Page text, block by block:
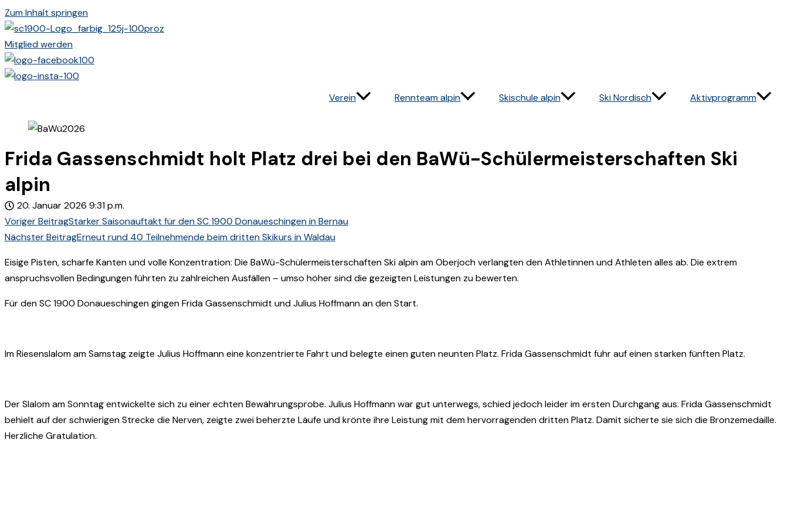
Zum Inhalt springen
Mitglied werden
Verein Rennteam alpin Skischule alpin Ski Nordisch Aktivprogramm
Frida Gassenschmidt holt Platz drei bei den BaWü-Schülermeisterschaften Ski
alpin
20. Januar 2026 9:31 p.m.
Voriger BeitragStarker Saisonauftakt für den SC 1900 Donaueschingen in Bernau
Nächster BeitragErneut rund 40 Teilnehmende beim dritten Skikurs in Waldau
Eisige Pisten, scharfe Kanten und volle Konzentration: Die BaWü-Schülermeisterschaften Ski alpin am Oberjoch verlangten den Athletinnen und Athleten alles ab. Die extrem
anspruchsvollen Bedingungen führten zu zahlreichen Ausfällen – umso höher sind die gezeigten Leistungen zu bewerten.
Für den SC 1900 Donaueschingen gingen Frida Gassenschmidt und Julius Hoffmann an den Start.
Im Riesenslalom am Samstag zeigte Julius Hoffmann eine konzentrierte Fahrt und belegte einen guten neunten Platz. Frida Gassenschmidt fuhr auf einen starken fünften Platz.
Der Slalom am Sonntag entwickelte sich zu einer echten Bewährungsprobe. Julius Hoffmann war gut unterwegs, schied jedoch leider im ersten Durchgang aus. Frida Gassenschmidt
behielt auf der schwierigen Strecke die Nerven, zeigte zwei beherzte Läufe und krönte ihre Leistung mit dem hervorragenden dritten Platz. Damit sicherte sie sich die Bronzemedaille.
Herzliche Gratulation.